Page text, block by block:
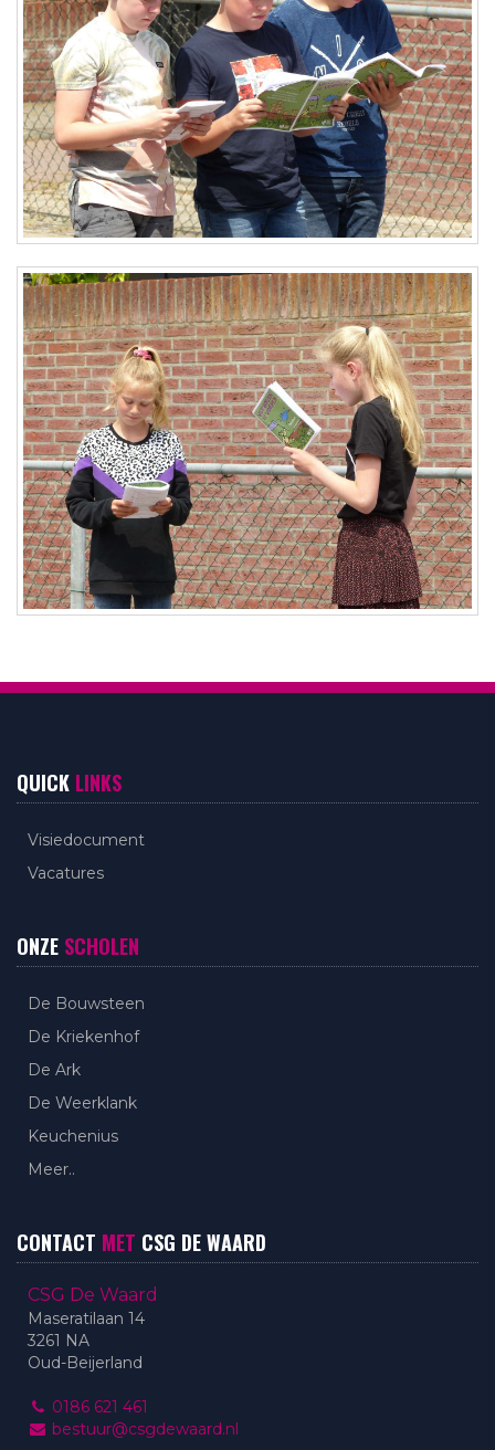
QUICK LINKS
Visiedocument
Vacatures
ONZE SCHOLEN
De Bouwsteen
De Kriekenhof
De Ark
De Weerklank
Keuchenius
Meer..
CONTACT MET CSG DE WAARD
CSG De Waard
Maseratilaan 14
3261 NA
Oud-Beijerland
0186 621 461
bestuur@csgdewaard.nl